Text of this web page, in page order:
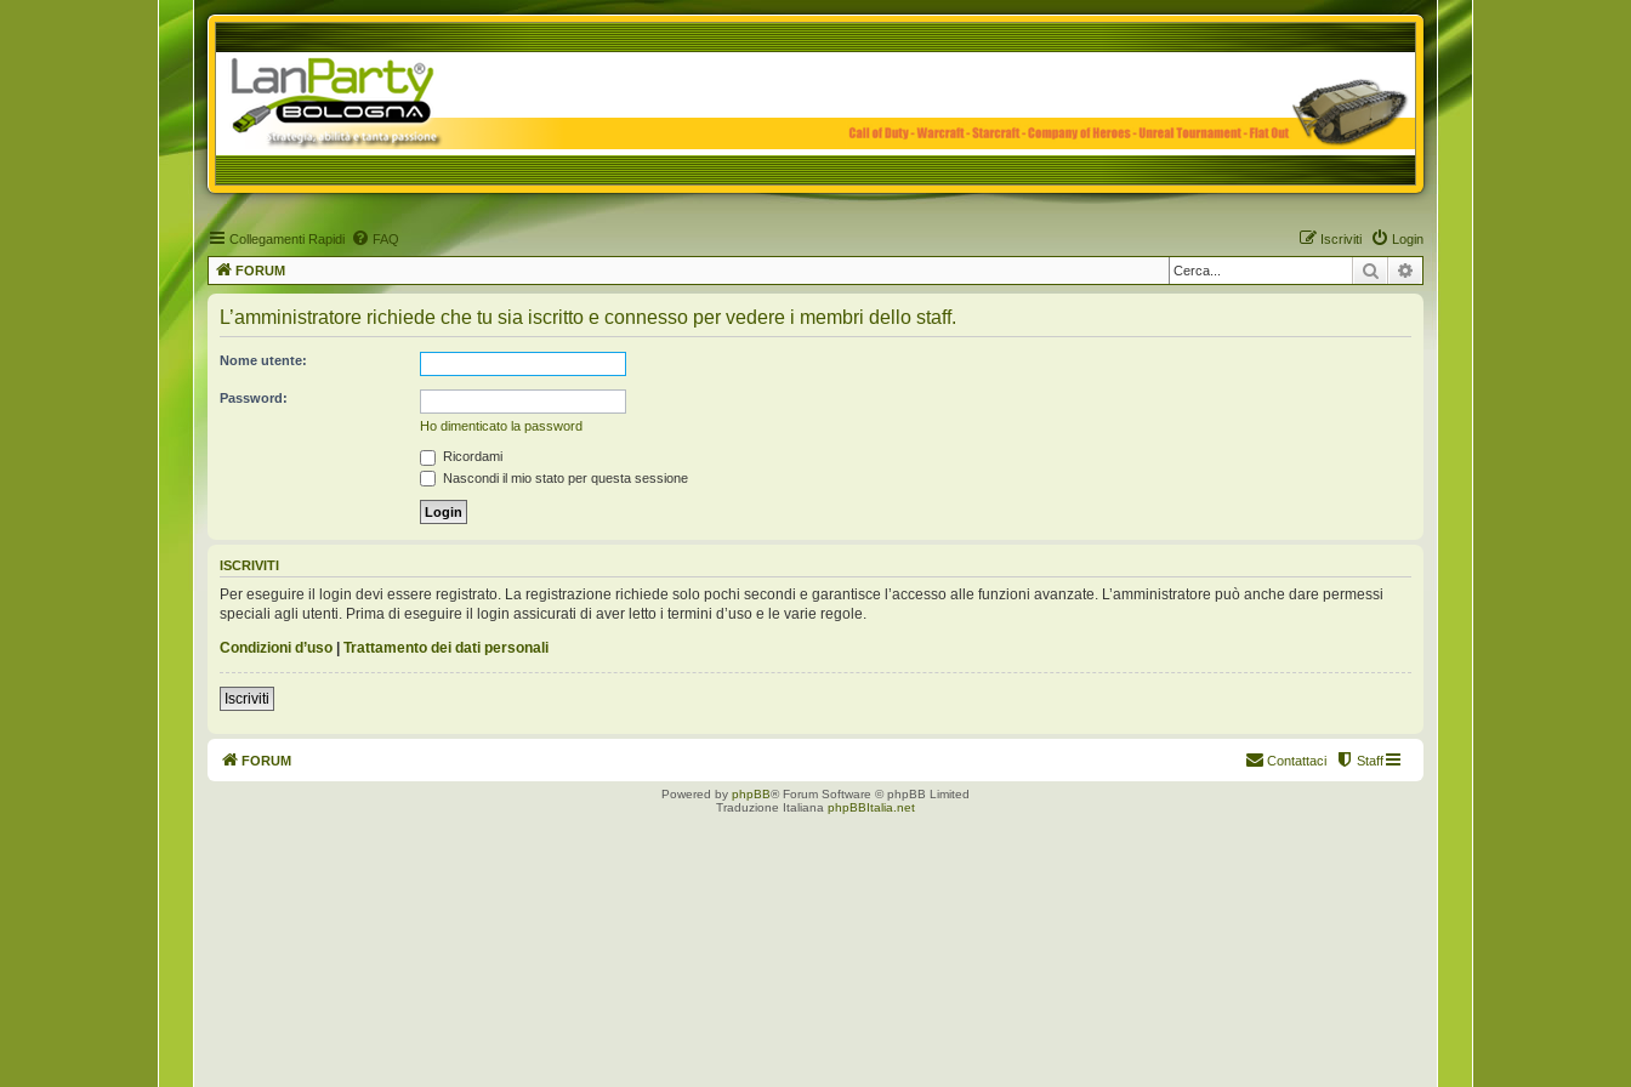
Collegamenti Rapidi FAQ Login
Iscriviti
FORUM Cerca
L’amministratore richiede che tu sia iscritto e connesso per vedere i membri dello staff.
Nome utente:
Password:
Ho dimenticato la password
Ricordami
Nascondi il mio stato per questa sessione
ISCRIVITI
Per eseguire il login devi essere registrato. La registrazione richiede solo pochi secondi e garantisce l’accesso alle funzioni avanzate. L’amministratore può anche dare permessi
speciali agli utenti. Prima di eseguire il login assicurati di aver letto i termini d’uso e le varie regole.
Condizioni d’uso | Trattamento dei dati personali
Iscriviti
FORUM Staff
Contattaci
Powered by phpBB® Forum Software © phpBB Limited
Traduzione Italiana phpBBItalia.net